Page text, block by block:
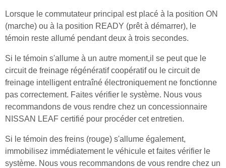
Lorsque le commutateur principal est placé à la position ON
(marche) ou à la position READY (prêt à démarrer), le
témoin reste allumé pendant deux à trois secondes.
Si le témoin s'allume à un autre moment,il se peut que le
circuit de freinage régénératif coopératif ou le circuit de
freinage intelligent entraîné électroniquement ne fonctionne
pas correctement. Faites vérifier le système. Nous vous
recommandons de vous rendre chez un concessionnaire
NISSAN LEAF certifié pour procéder cet entretien.
Si le témoin des freins (rouge) s'allume également,
immobilisez immédiatement le véhicule et faites vérifier le
système. Nous vous recommandons de vous rendre chez un